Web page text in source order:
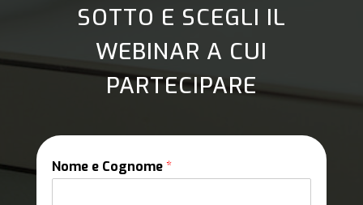
SOTTO E SCEGLI IL
WEBINAR A CUI
PARTECIPARE
Nome e Cognome*